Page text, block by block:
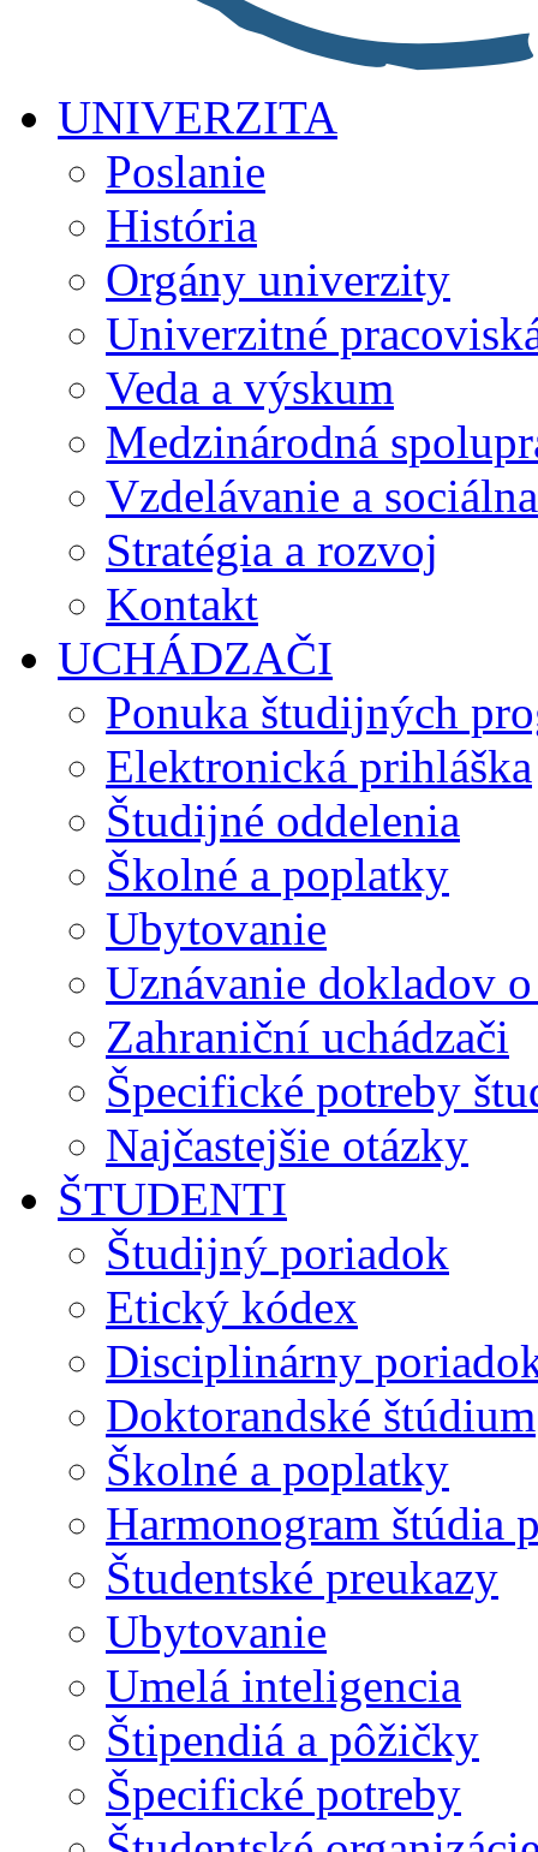
UNIVERZITA
Poslanie
História
Orgány univerzity
Univerzitné
Veda a výskum
Medzinárodná
Vzdelávanie a
Stratégia a rozvoj
Kontakt
UCHÁDZAČI
Ponuka študijných
Elektronická prihláška
Študijné oddelenia
Školné a poplatky
Ubytovanie
Uznávanie dokladov
Zahraniční uchádzači
Špecifické potreby
Najčastejšie otázky
ŠTUDENTI
Študijný poriadok
Etický kódex
Disciplinárny
Doktorandské štúdium
Školné a poplatky
Harmonogram štúdia
Študentské preukazy
Ubytovanie
Umelá inteligencia
Štipendiá a pôžičky
Špecifické potreby